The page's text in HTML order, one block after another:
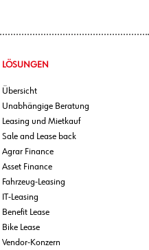
LÖSUNGEN
Übersicht
Unabhängige Beratung
Leasing und Mietkauf
Sale and Lease back
Agrar Finance
Asset Finance
Fahrzeug-Leasing
IT-Leasing
Benefit Lease
Bike Lease
Vendor-Konzern